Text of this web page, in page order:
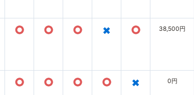
○ ○ ○ × ○ 38,500円
○ ○ ○ ○ × 0円